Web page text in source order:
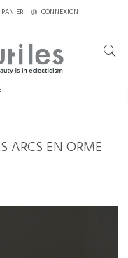
PANIER CONNEXION
ARCS EN ORME